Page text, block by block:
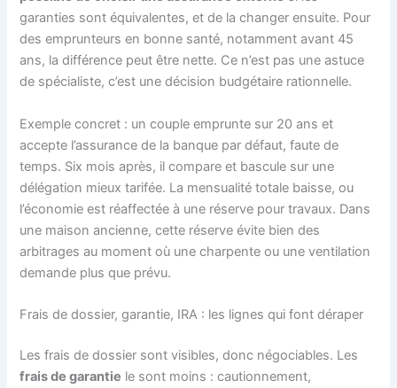
garanties sont équivalentes, et de la changer ensuite. Pour
des emprunteurs en bonne santé, notamment avant 45
ans, la différence peut être nette. Ce n’est pas une astuce
de spécialiste, c’est une décision budgétaire rationnelle.
Exemple concret : un couple emprunte sur 20 ans et
accepte l’assurance de la banque par défaut, faute de
temps. Six mois après, il compare et bascule sur une
délégation mieux tarifée. La mensualité totale baisse, ou
l’économie est réaffectée à une réserve pour travaux. Dans
une maison ancienne, cette réserve évite bien des
arbitrages au moment où une charpente ou une ventilation
demande plus que prévu.
Frais de dossier, garantie, IRA : les lignes qui font déraper
Les frais de dossier sont visibles, donc négociables. Les
frais de garantie le sont moins : cautionnement,